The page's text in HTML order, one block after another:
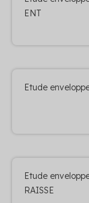
ENT
Etude
Etude
RAISSE